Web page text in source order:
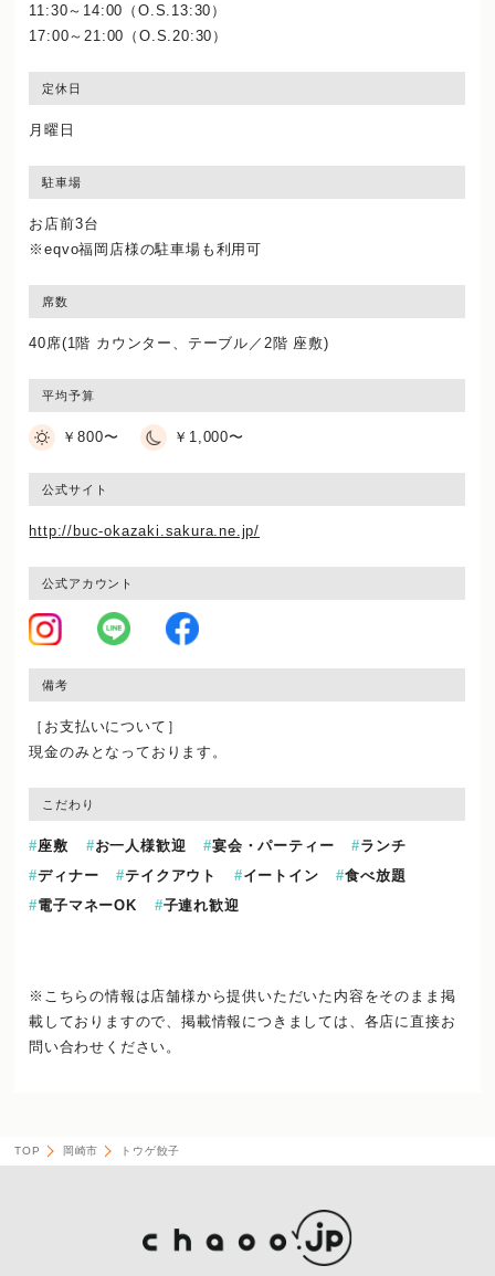
11:30～14:00（O.S.13:30）
17:00～21:00（O.S.20:30）
定休日
月曜日
駐車場
お店前3台
※eqvo福岡店様の駐車場も利用可
席数
40席(1階 カウンター、テーブル／2階 座敷)
平均予算
￥800〜 ￥1,000〜
公式サイト
http://buc-okazaki.sakura.ne.jp/
公式アカウント
備考
［お支払いについて］
現金のみとなっております。
こだわり
座敷 お一人様歓迎 宴会・パーティー
ランチ
ディナー
テイクアウト イートイン
食べ放題
電子マネーOK
子連れ歓迎
※こちらの情報は店舗様から提供いただいた内容をそのまま掲
載しておりますので、掲載情報につきましては、各店に直接お
問い合わせください。
TOP 岡崎市 トウゲ餃子